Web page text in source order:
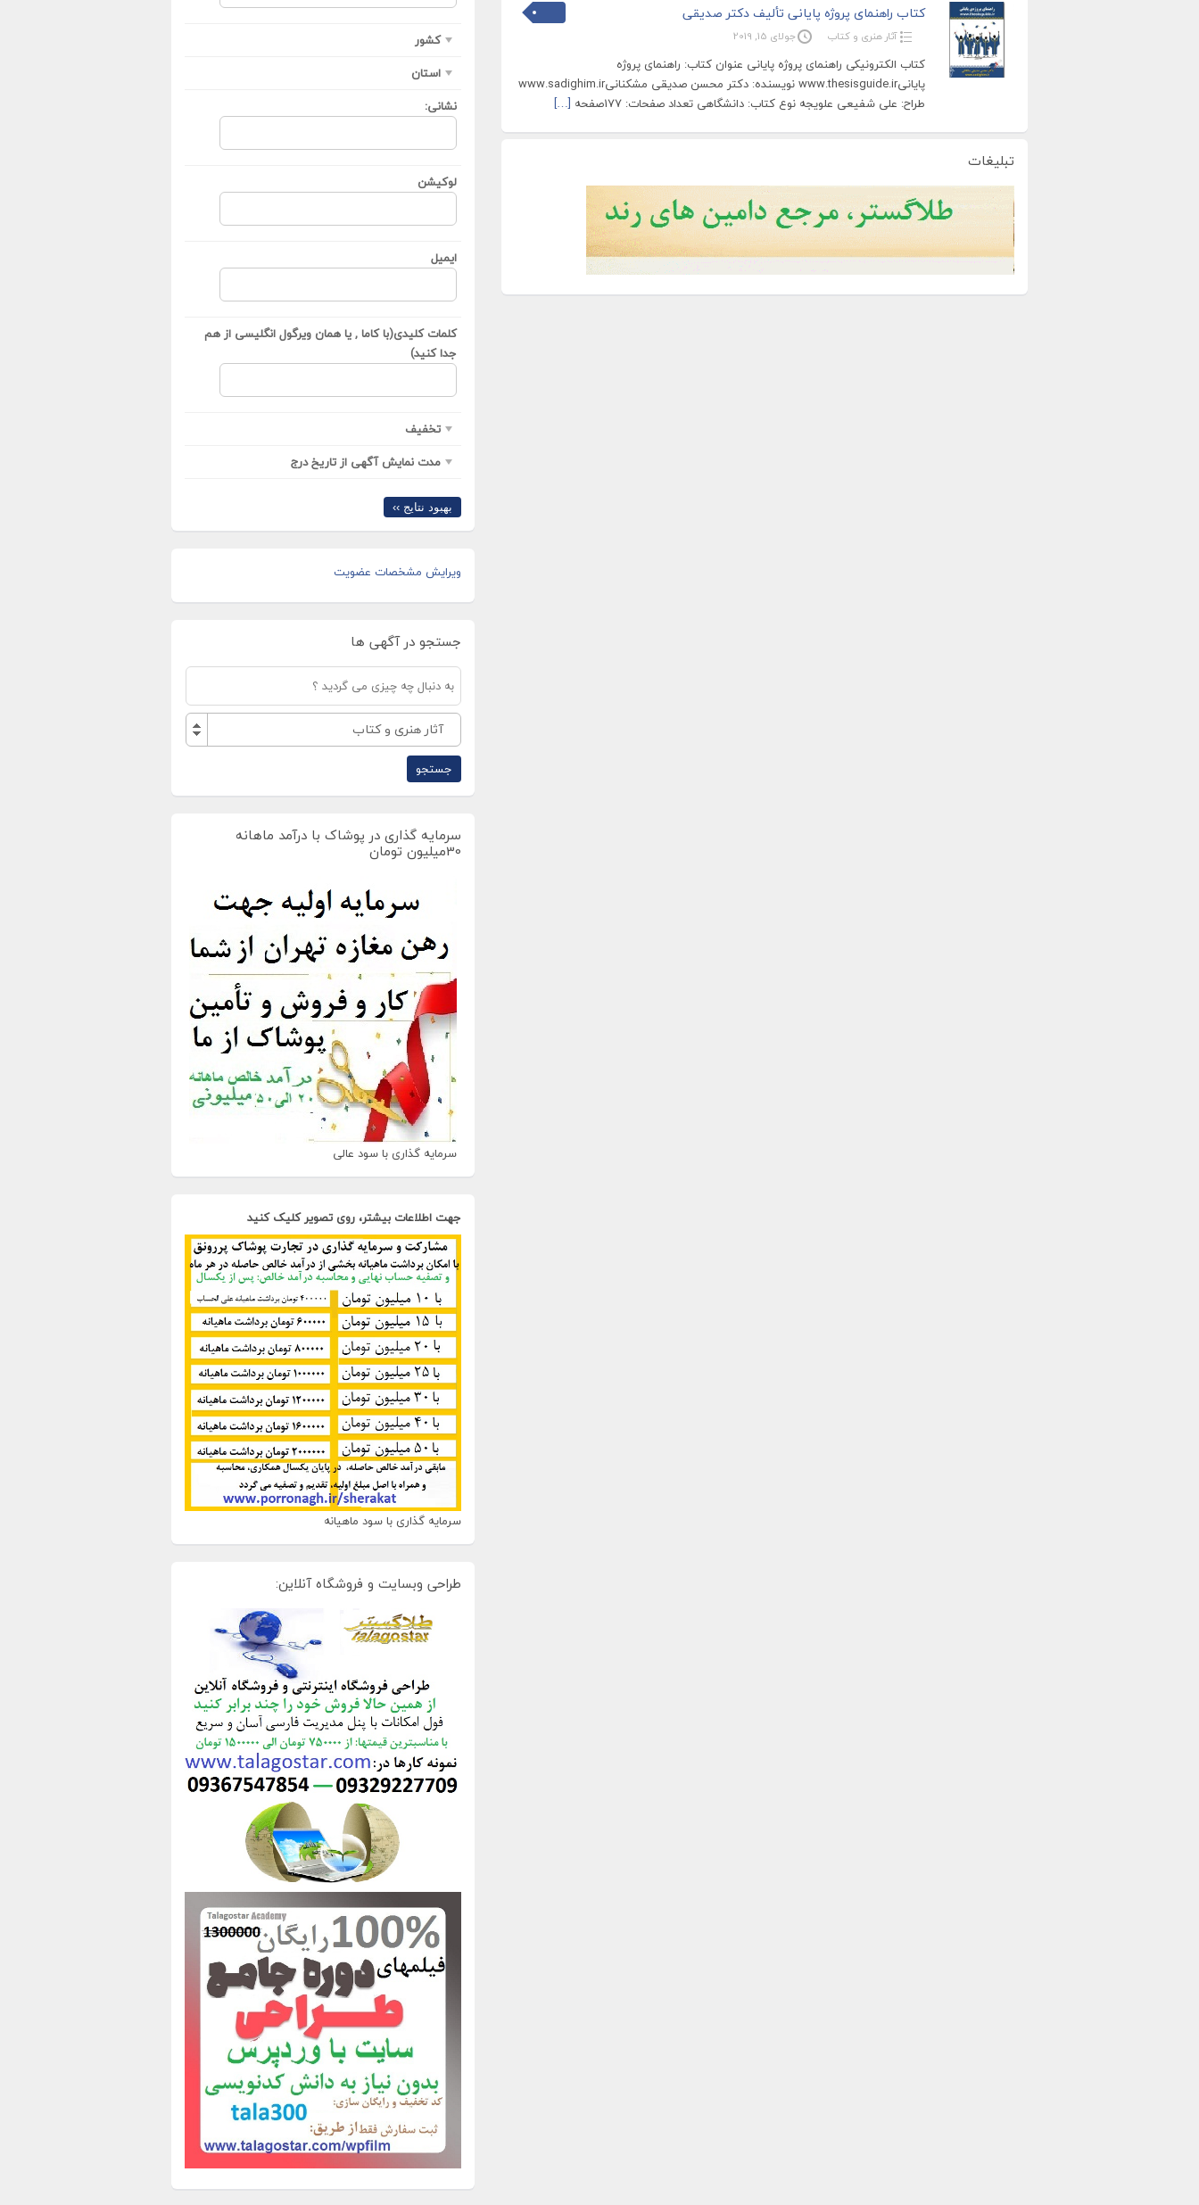
کتاب راهنمای پروژه پایانی تألیف دکتر صدیقی
آثار هنری و کتاب جولای 15, 2019
کتاب الکترونیکی راهنمای پروژه پایانی عنوان کتاب: راهنمای پروژه
پایانیwww.thesisguide.ir نویسنده: دکتر محسن صدیقی مشکنانیwww.sadighim.ir
طراح: علی شفیعی علویجه نوع کتاب: دانشگاهی تعداد صفحات: 177صفحه
[…]
تبلیغات
کشور
استان
نشانی:
لوکیشن
ایمیل
کلمات کلیدی(با کاما , یا همان ویرگول انگلیسی از هم
جدا کنید)
تخفیف
مدت نمایش آگهی از تاریخ درج
بهبود نتایج ››
ویرایش مشخصات عضویت
جستجو در آگهی ها
آثار هنری و کتاب
سرمایه گذاری در پوشاک با درآمد ماهانه
30میلیون تومان
سرمایه گذاری با سود عالی
جهت اطلاعات بیشتر، روی تصویر کلیک کنید
سرمایه گذاری با سود ماهیانه
طراحی وبسایت و فروشگاه آنلاین: